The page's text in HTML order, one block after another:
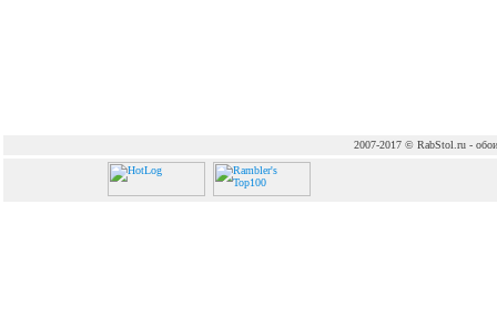
2007-2017 © RabStol.ru - обои